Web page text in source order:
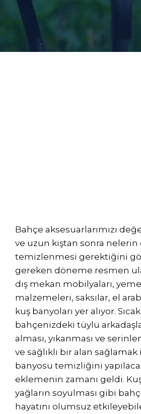
Bahçe aksesuarlarımızı
ve uzun kıştan sonra
temizlenmesi gerektiğini
gereken döneme resmen
dış mekan mobilyaları,
malzemeleri, saksılar, el
kuş banyoları yer alıyor.
bahçenizdeki tüylü
alması, yıkanması ve
ve sağlıklı bir alan sağlamak
banyosu temizliğini
eklemenin zamanı geldi.
yağların soyulması gibi
hayatını olumsuz